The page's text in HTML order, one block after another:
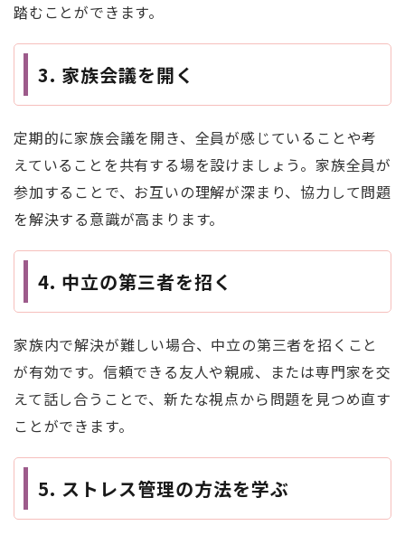
踏むことができます。
3. 家族会議を開く
定期的に家族会議を開き、全員が感じていることや考
えていることを共有する場を設けましょう。家族全員が
参加することで、お互いの理解が深まり、協力して問題
を解決する意識が高まります。
4. 中立の第三者を招く
家族内で解決が難しい場合、中立の第三者を招くこと
が有効です。信頼できる友人や親戚、または専門家を交
えて話し合うことで、新たな視点から問題を見つめ直す
ことができます。
5. ストレス管理の方法を学ぶ